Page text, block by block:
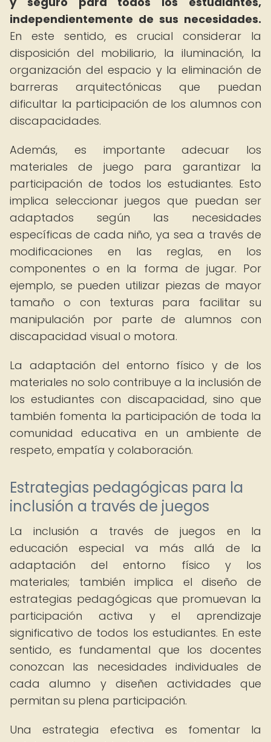
independientemente de sus necesidades.
En este sentido, es crucial considerar la
disposición del mobiliario, la iluminación, la
organización del espacio y la eliminación de
barreras arquitectónicas que puedan
dificultar la participación de los alumnos con
discapacidades.
Además, es importante adecuar los
materiales de juego para garantizar la
participación de todos los estudiantes. Esto
implica seleccionar juegos que puedan ser
adaptados según las necesidades
específicas de cada niño, ya sea a través de
modificaciones en las reglas, en los
componentes o en la forma de jugar. Por
ejemplo, se pueden utilizar piezas de mayor
tamaño o con texturas para facilitar su
manipulación por parte de alumnos con
discapacidad visual o motora.
La adaptación del entorno físico y de los
materiales no solo contribuye a la inclusión de
los estudiantes con discapacidad, sino que
también fomenta la participación de toda la
comunidad educativa en un ambiente de
respeto, empatía y colaboración.
Estrategias pedagógicas para la
inclusión a través de juegos
La inclusión a través de juegos en la
educación especial va más allá de la
adaptación del entorno físico y los
materiales; también implica el diseño de
estrategias pedagógicas que promuevan la
participación activa y el aprendizaje
significativo de todos los estudiantes. En este
sentido, es fundamental que los docentes
conozcan las necesidades individuales de
cada alumno y diseñen actividades que
permitan su plena participación.
Una estrategia efectiva es fomentar la